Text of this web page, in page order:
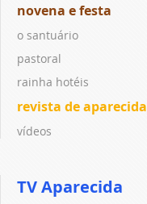
novena e festa
o santuário
pastoral
rainha hotéis
revista de aparecida
vídeos
TV Aparecida